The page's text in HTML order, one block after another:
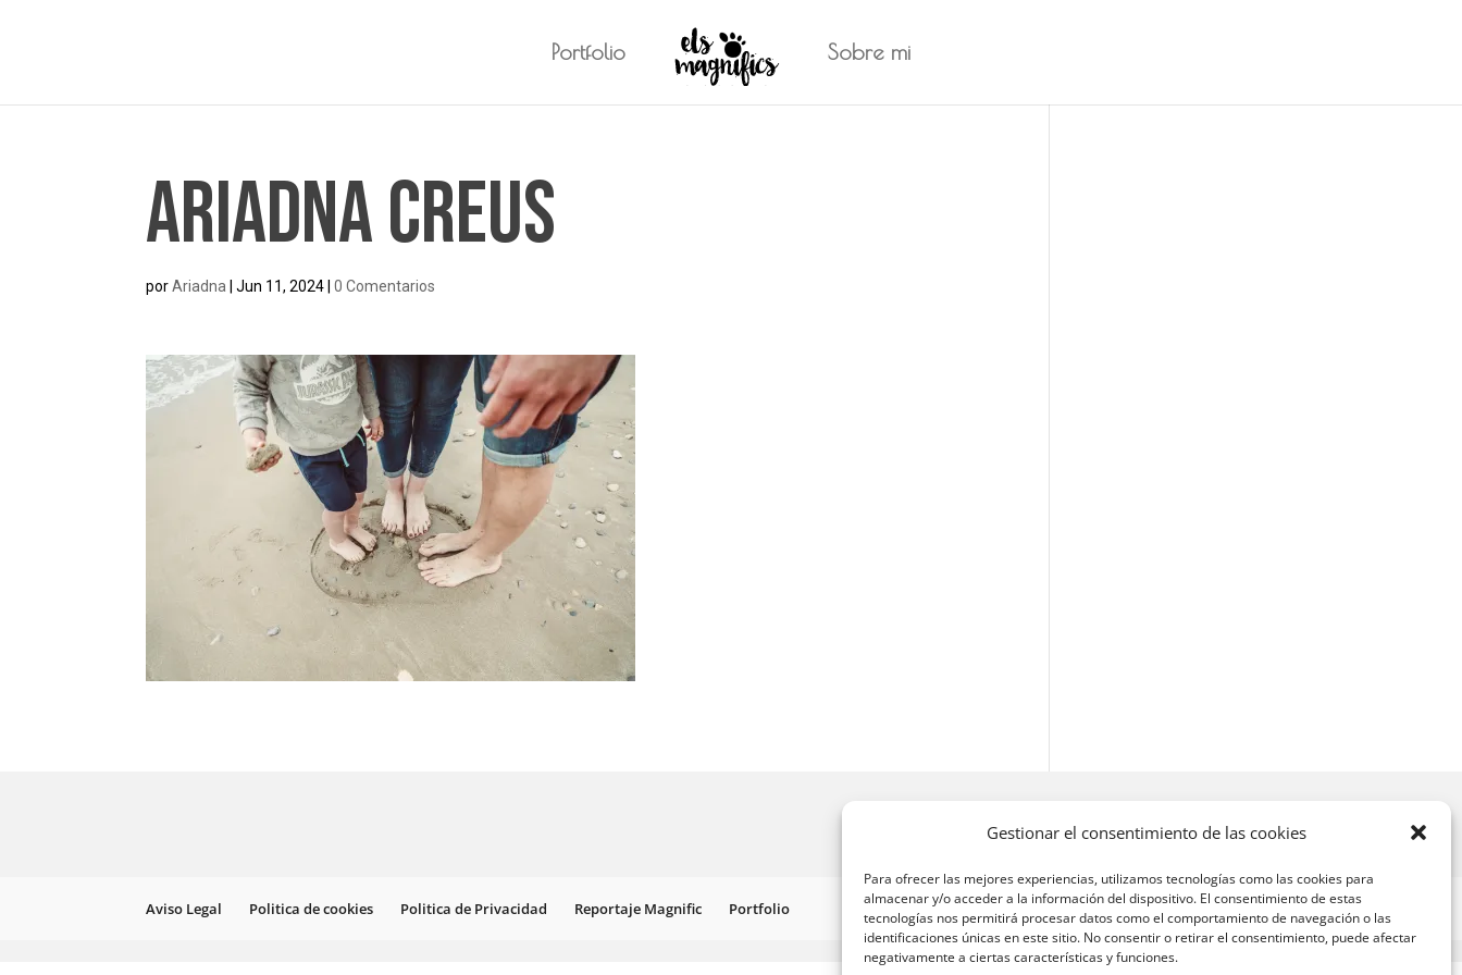
Gestionar el consentimiento de las cookies
Para ofrecer las mejores experiencias, utilizamos tecnologías como las cookies para
almacenar y/o acceder a la información del dispositivo. El consentimiento de estas
tecnologías nos permitirá procesar datos como el comportamiento de navegación o las
identificaciones únicas en este sitio. No consentir o retirar el consentimiento, puede afectar
negativamente a ciertas características y funciones.
Portfolio Sobre mi
Ariadna Creus
porAriadna |Jun 11, 2024 |0 Comentarios
Aviso Legal Politica de cookies Politica de Privacidad Reportaje Magnific Portfolio